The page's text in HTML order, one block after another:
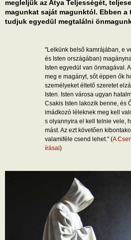
megleljük az Atya Teljességét,
magunkat saját magunktól. Ebben a
tudjuk egyedül megtalálni
"Lelkünk belső kamrájában, e
és Isten országában)
Isten egyedül van önmagával.
meg e magányt, sőt éppen ők
személyeket éltető szeretet
Isten. Isten városa ugyan
Csakis Isten lakozik benne, és
imádkozó léleknek meg kell
s olyannyira el kell telnie vele,
mást. Az ezt követően
valamiféle csend lehet." (A
írásai)